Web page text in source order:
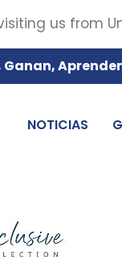
NOTICIAS
us from